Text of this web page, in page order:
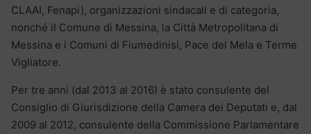
CLAAI, Fenapi), organizzazioni sindacali e di categoria,
nonché il Comune di Messina, la Città Metropolitana di
Messina e i Comuni di Fiumedinisi, Pace del Mela e Terme
Vigliatore.
Per tre anni (dal 2013 al 2016) è stato consulente del
Consiglio di Giurisdizione della Camera dei Deputati e, dal
2009 al 2012, consulente della Commissione Parlamentare